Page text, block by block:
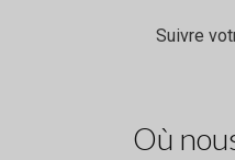
Suivre
Où